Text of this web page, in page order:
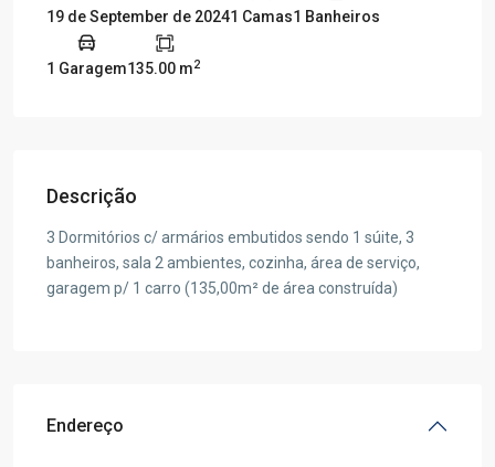
19 de September de 20241 Camas1 Banheiros
1 Garagem135.00 m2
Descrição
3 Dormitórios c/ armários embutidos sendo 1 súite, 3
banheiros, sala 2 ambientes, cozinha, área de serviço,
garagem p/ 1 carro (135,00m² de área construída)
Endereço